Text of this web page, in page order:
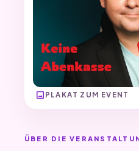
image PLAKAT ZUM EVENT
ÜBER DIE